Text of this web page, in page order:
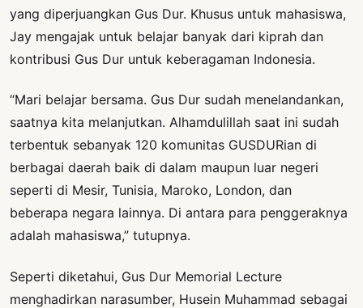
yang diperjuangkan Gus Dur. Khusus untuk mahasiswa,
Jay mengajak untuk belajar banyak dari kiprah dan
kontribusi Gus Dur untuk keberagaman Indonesia.
“Mari belajar bersama. Gus Dur sudah menelandankan,
saatnya kita melanjutkan. Alhamdulillah saat ini sudah
terbentuk sebanyak 120 komunitas GUSDURian di
berbagai daerah baik di dalam maupun luar negeri
seperti di Mesir, Tunisia, Maroko, London, dan
beberapa negara lainnya. Di antara para penggeraknya
adalah mahasiswa,” tutupnya.
Seperti diketahui, Gus Dur Memorial Lecture
menghadirkan narasumber, Husein Muhammad sebagai